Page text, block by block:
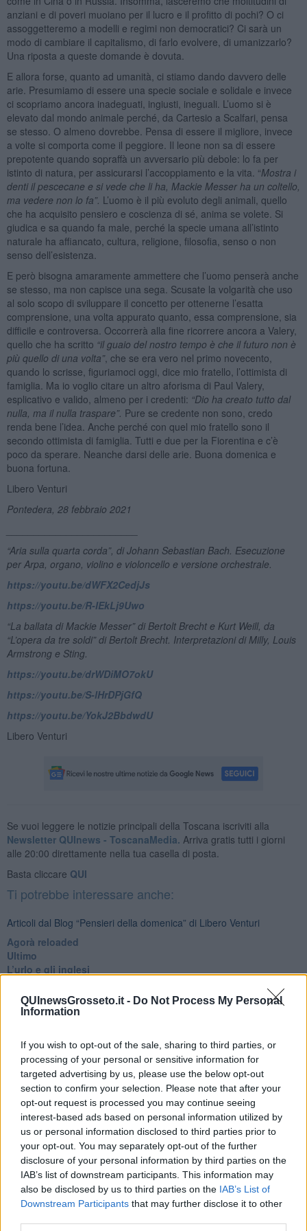
QUInewsGrosseto.it - Do Not Process My Personal
Information
If you wish to opt-out of the sale, sharing to third parties, or
processing of your personal or sensitive information for
targeted advertising by us, please use the below opt-out
section to confirm your selection. Please note that after your
opt-out request is processed you may continue seeing
interest-based ads based on personal information utilized by
us or personal information disclosed to third parties prior to
your opt-out. You may separately opt-out of the further
disclosure of your personal information by third parties on the
IAB’s list of downstream participants. This information may
also be disclosed by us to third parties on the IAB’s List of
Downstream Participants that may further disclose it to other
anziani e di poveri muoiano per il lucro e il profitto di pochi? O ci
assoggetteremo a modelli e regimi non democratici? Ci sarà un
modo di cambiare il capitalismo, di farlo evolvere, di umanizzarlo?
Una riposta a queste domande è dovuta.
E allora forse, quanto ad umanità, ci stiamo dando davvero delle
arie. Presumiamo di essere una specie sociale e solidale e invece
ci scopriamo ancora inadeguati, ingiusti, ineguali. L’uomo si è
elevato dal mondo animale perché, da Cartesio a Scalfari, pensa
se stesso. O almeno dovrebbe. Pensa di essere il migliore, invece
a volte si comporta come il peggiore. Il leone non sa di essere
prepotente quando sopraffà un avversario più debole: lo fa per
istinto di natura, per assicurarsi l’accoppiamento e la vita. “Mostra i
denti il pescecane e si vede che li ha, Mackie Messer ha un coltello,
ma vedere non lo fa”. L’uomo è il più evoluto degli animali, quello
che ha acquisito pensiero e coscienza di sé, anima se volete. Si
giudica e sa quando fa male, perché la specie umana all’istinto
naturale ha affiancato, cultura, religione, filosofia, senso o non
senso dell’esistenza.
E però bisogna amaramente ammettere che l’uomo penserà anche
se stesso, ma non capisce una sega. Scusate la volgarità che uso
al solo scopo di sviluppare il concetto per ottenerne l’esatta
comprensione, una volta appurato quanto, essa comprensione, sia
difficile e controversa. Occorrerà alla fine ricorrere ancora a Valery,
quello che ha scritto “il guaio del nostro tempo è che il futuro non è
più quello di una volta”, che se era vero nel primo novecento,
quando lo scrisse, figuriamoci oggi, dice mio fratello, l’ottimista di
famiglia. Ma io voglio citare un altro aforisma di Paul Valery,
esplicativo e valido, almeno per i credenti: “Dio ha creato tutto dal
nulla, ma il nulla traspare”. Pure se credente non sono, credo
renda bene l’idea. Anche perché con quel mio fratello sono il
secondo ottimista di famiglia. Tutti e due per la Fiorentina e c’è
poco da sperare. Neanche darsi delle arie. Buona domenica e
buona fortuna.
Libero Venturi
Pontedera, 28 febbraio 2021
“Aria sulla quarta corda”, di Johann Sebastian Bach. Esecuzione
per Arpa, organo, violino e violoncello e versione orchestrale.
https://youtu.be/dWFX2CedjJs
https://youtu.be/R-IEkLj9Uwo
“La ballata di Mackie Messer” di Bertolt Brecht e Kurt Weill, da
“L’opera da tre soldi” di Bertolt Brecht. Interpretazioni di Milly, Louis
Armstrong e Sting.
https://youtu.be/drWDiMO7okU
https://youtu.be/S-lHrDPjGfQ
https://youtu.be/YokJ2BbdwdU
Libero Venturi
Se vuoi leggere le notizie principali della Toscana iscriviti alla
Newsletter QUInews - ToscanaMedia. Arriva gratis tutti i giorni
alle 20:00 direttamente nella tua casella di posta.
Basta cliccare QUI
Ti potrebbe interessare anche:
Articoli dal Blog “Pensieri della domenica” di Libero Venturi
​Agorà reloaded
Ultimo
​L’urlo e gli inglesi
Può darsi
Europei
​Il Giro
Insopportabile
​Mentre
Luana
​Ci vuole Fedez
​Cronaca di un vaccino annunciato
​Liberazione
Esternazioni
Vaxzevria
Nazionali
​Ricorrenze e celebrazioni
Marte